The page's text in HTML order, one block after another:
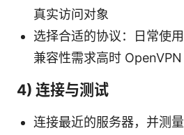
真实访问对象
选择合适的协议：日常使
兼容性需求高时 OpenVPN
4) 连接与测试
连接最近的服务器，并测